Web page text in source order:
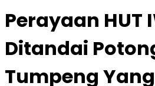
Perayaan HUT
Ditandai
Tumpeng